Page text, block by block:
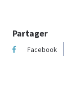
Partager
Facebook